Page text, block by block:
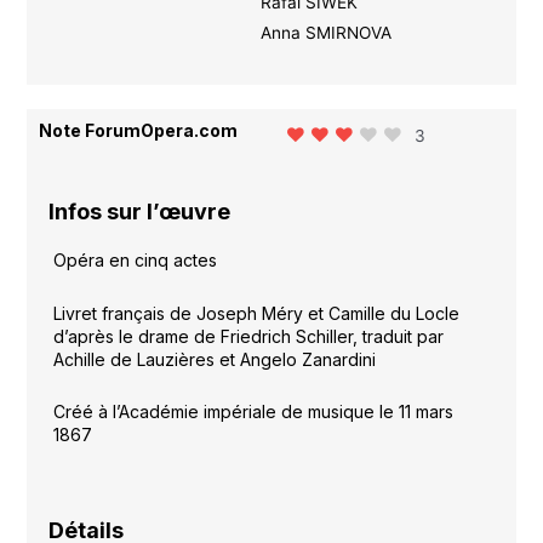
Anna SMIRNOVA
Note ForumOpera.com 3
Infos sur l’œuvre
Opéra en cinq actes
Livret français de Joseph Méry et Camille du Locle
d’après le drame de Friedrich Schiller, traduit par
Achille de Lauzières et Angelo Zanardini
Créé à l’Académie impériale de musique le 11 mars
1867
Détails